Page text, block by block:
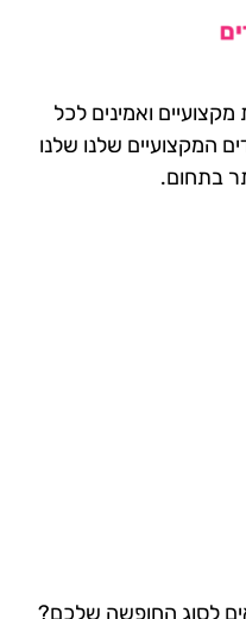
ואמינים לכל
המקצועיים שלנו שלנו
בתחום.
לסוג החופשה שלכם?